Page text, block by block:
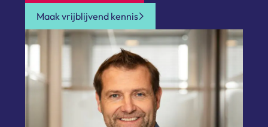
Maak vrijblijvend kennis